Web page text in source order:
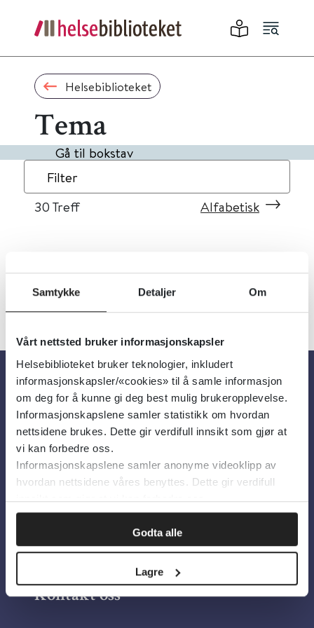
Samtykke Detaljer Om
Vårt nettsted bruker informasjonskapsler
Helsebiblioteket bruker teknologier, inkludert
informasjonskapsler/«cookies» til å samle informasjon
om deg for å kunne gi deg best mulig brukeropplevelse.
Informasjonskapslene samler statistikk om hvordan
nettsidene brukes. Dette gir verdifull innsikt som gjør at
vi kan forbedre oss.
Informasjonskapslene samler anonyme videoklipp av
hvordan nettsidene våres benyttes. Dette gir verdifull
innsikt som gjør at vi kan forbedre oss.
Godta alle
Lagre
Helsebiblioteket
Tema
Gå til bokstav
Filter
30 Treff Alfabetisk
« 1 »
Om oss
Om Helsebiblioteket
Personvern og informasjonskapsler
Tilgjengelighetserklæring
Information in English
Bilder fra Colourbox.com
Kontakt oss